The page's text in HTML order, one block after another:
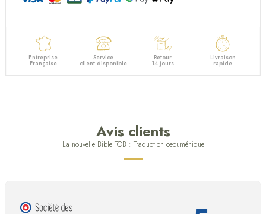
Entreprise
Française
Service
client disponible
Retour
14 jours
Livraison
rapide
Avis clients
La nouvelle Bible TOB : Traduction oecuménique